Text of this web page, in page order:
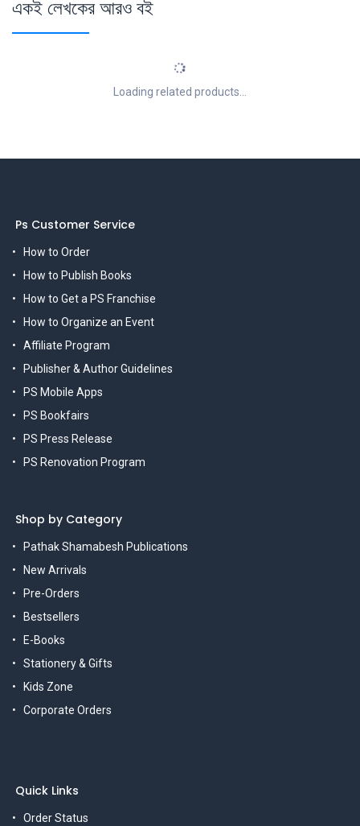
একই লেখকের আরও বই
Loading related products...
Ps Customer Service
How to Order
How to Publish Books
How to Get a PS Franchise
How to Organize an Event
Affiliate Program
Publisher & Author Guidelines
PS Mobile Apps
PS Bookfairs
PS Press Release
PS Renovation Program
Shop by Category
Pathak Shamabesh Publications
New Arrivals
Pre-Orders
Bestsellers
E-Books
Stationery & Gifts
Kids Zone
Corporate Orders
Quick Links
Order Status